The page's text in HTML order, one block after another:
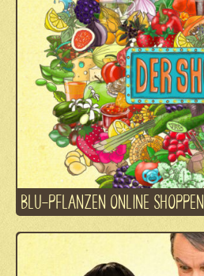
BLU-PFLANZEN ONLINE SHOPPEN